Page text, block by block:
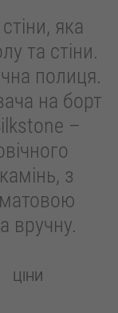
яка
та стіни.
полиця.
на борт
–
з
вручну.
ЦІНИ